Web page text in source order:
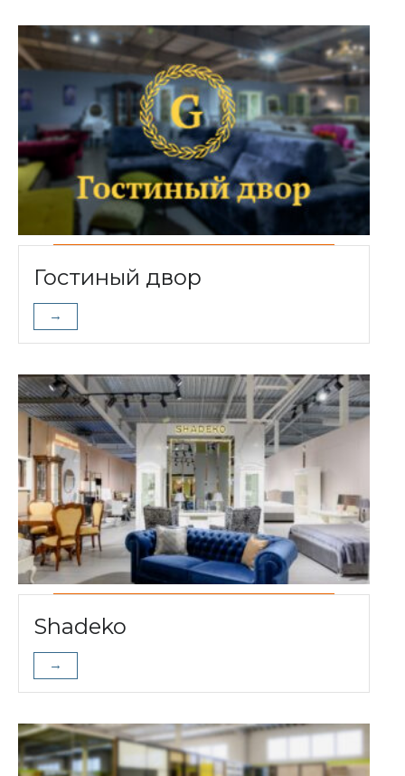
Гостиный двор
→
Shadeko
→